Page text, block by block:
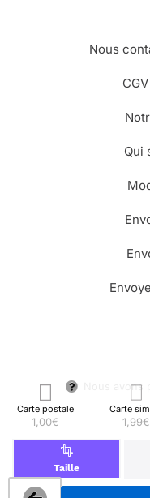
Carte postale
1,00€
Carte
1,99€
Taille
Nous
Qui
🌳 Nous avons